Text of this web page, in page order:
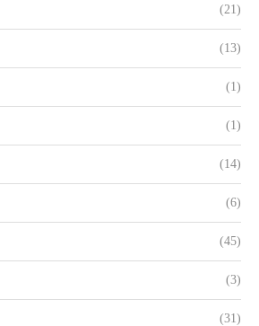
(21)
(13)
(1)
(1)
(14)
(6)
(45)
(3)
(31)